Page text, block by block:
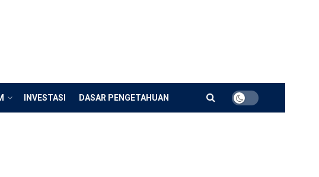
INVESTASI DASAR PENGETAHUAN